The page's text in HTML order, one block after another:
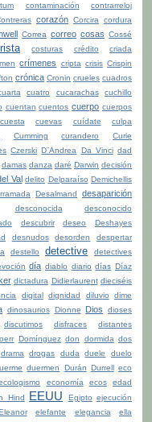
contaminación
contrarreloj
corazón Corcira
cordura
Correa correo cosas Cossé
costuras crédito criada
crímenes cripta crisis Crispin
crónica Cronin crueles cuadros
cuatro cucarachas
cuchillo
cuentan cuentos cuerpo cuerpos
cuesta cuevas cuídate
culpa
Cumming curandero
Curie
Czerski D¨Andrea Da Vinci dad
damas danza daré Darwin decisión
Val delito Delparaíso Demichellis
Desalmand desaparición
desconocida
desconocido
descubrir deseo
Deshayes
desnudos desorden
despertar
destello detective
detectives
día diablo diario días Díaz
dictadura Didierlaurent dieciséis
digital dignidad diluvio dime
dinosaurios Dionne Dios
dioses
discutimos disfraces
distantes
Domínguez don dormida dos
drama drogas duda duele duelo
duermen Durán Durrell eco
economía ecos
edad
Hind EEUU Egipto ejecución
elefante elegancia
ella